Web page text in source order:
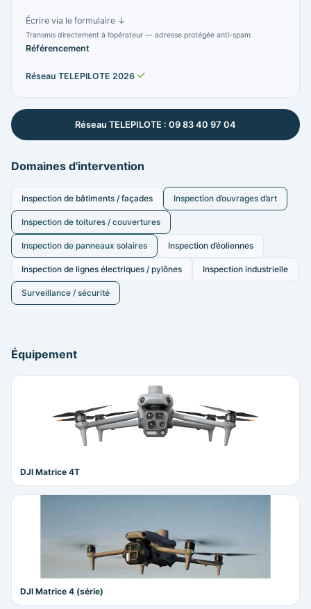
Domaines d'intervention
Inspection de bâtiments / façades Inspection d’ouvrages d’art
Inspection de toitures / couvertures
Inspection de panneaux solaires Inspection d’éoliennes
Inspection de lignes électriques / pylônes Inspection industrielle
Surveillance / sécurité
Équipement
DJI Matrice 4T
DJI Matrice 4 (série)
Écrire via le formulaire ↓
Transmis directement à l’opérateur — adresse protégée anti-spam
Référencement
Réseau TELEPILOTE 2026
Réseau TELEPILOTE : 09 83 40 97 04